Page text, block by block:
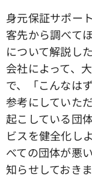
身元保証サポー
客先から調べて
について解説し
会社によって、
で、「こんなは
参考にしていた
起こしている団
ビスを健全化し
べての団体が悪
知らせしておきま